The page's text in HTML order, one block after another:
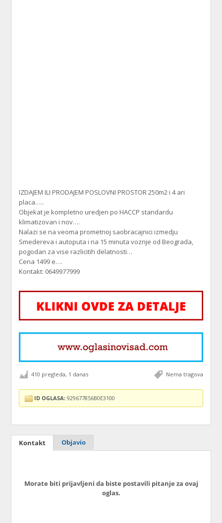
IZDAJEM ILI PRODAJEM POSLOVNI PROSTOR 250m2 i 4 ari
placa…..
Objekat je kompletno uredjen po HACCP standardu
klimatizovan i nov….
Nalazi se na veoma prometnoj saobracajnici izmedju
Smedereva i autoputa i na 15 minuta voznje od Beograda,
pogodan za vise razlicitih delatnosti…
Cena 1499 e….
Kontakt: 0649977999
Nema tragova
410 pregleda, 1 danas
ID OGLASA: 929677856B0E3100
Kontakt Objavio
Morate biti prijavljeni da biste postavili pitanje za ovaj
oglas.